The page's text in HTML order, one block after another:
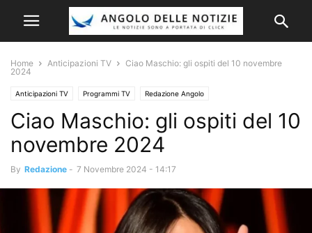
Home Anticipazioni TV
Ciao Maschio: gli ospiti del 10 novembre
2024
Anticipazioni TV Programmi TV Redazione Angolo
Ciao Maschio: gli ospiti del 10
novembre 2024
By Redazione - 7 Novembre 2024 - 14:17